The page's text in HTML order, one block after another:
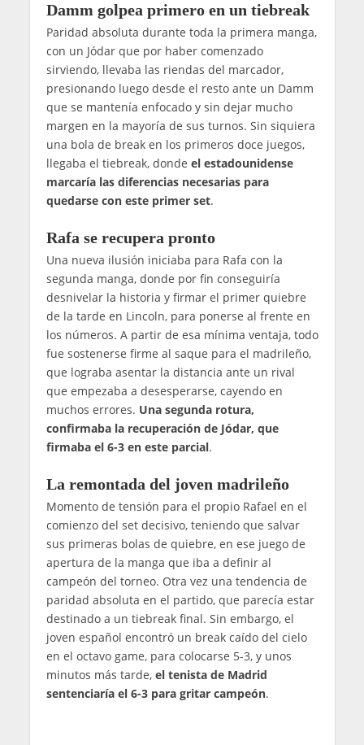
Damm golpea primero en un tiebreak
Paridad absoluta durante toda la primera manga,
con un Jódar que por haber comenzado
sirviendo, llevaba las riendas del marcador,
presionando luego desde el resto ante un Damm
que se mantenía enfocado y sin dejar mucho
margen en la mayoría de sus turnos. Sin siquiera
una bola de break en los primeros doce juegos,
llegaba el tiebreak, donde el estadounidense
marcaría las diferencias necesarias para
quedarse con este primer set.
Rafa se recupera pronto
Una nueva ilusión iniciaba para Rafa con la
segunda manga, donde por fin conseguiría
desnivelar la historia y firmar el primer quiebre
de la tarde en Lincoln, para ponerse al frente en
los números. A partir de esa mínima ventaja, todo
fue sostenerse firme al saque para el madrileño,
que lograba asentar la distancia ante un rival
que empezaba a desesperarse, cayendo en
muchos errores. Una segunda rotura,
confirmaba la recuperación de Jódar, que
firmaba el 6-3 en este parcial.
La remontada del joven madrileño
Momento de tensión para el propio Rafael en el
comienzo del set decisivo, teniendo que salvar
sus primeras bolas de quiebre, en ese juego de
apertura de la manga que iba a definir al
campeón del torneo. Otra vez una tendencia de
paridad absoluta en el partido, que parecía estar
destinado a un tiebreak final. Sin embargo, el
joven español encontró un break caído del cielo
en el octavo game, para colocarse 5-3, y unos
minutos más tarde, el tenista de Madrid
sentenciaría el 6-3 para gritar campeón.